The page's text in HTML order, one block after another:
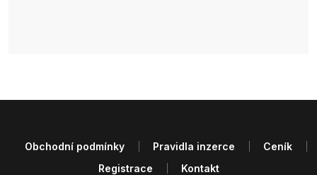
Obchodní podmínky Pravidla inzerce
Ceník
Registrace
Kontakt